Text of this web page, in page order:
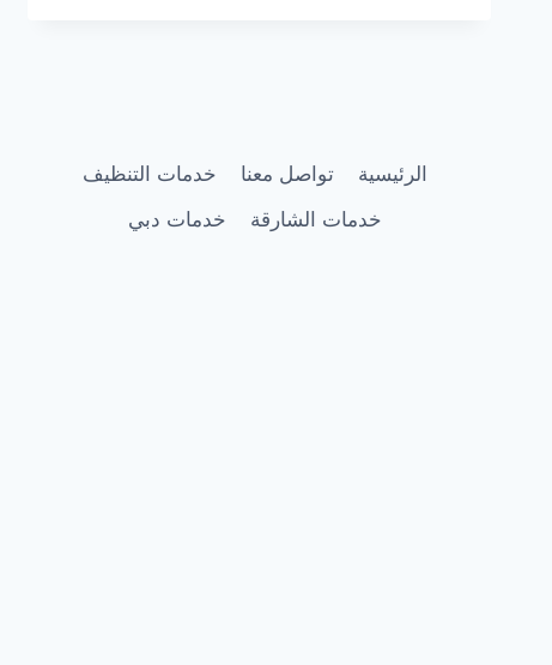
الرئيسية تواصل معنا
خدمات التنظيف
خدمات الشارقة
خدمات دبي